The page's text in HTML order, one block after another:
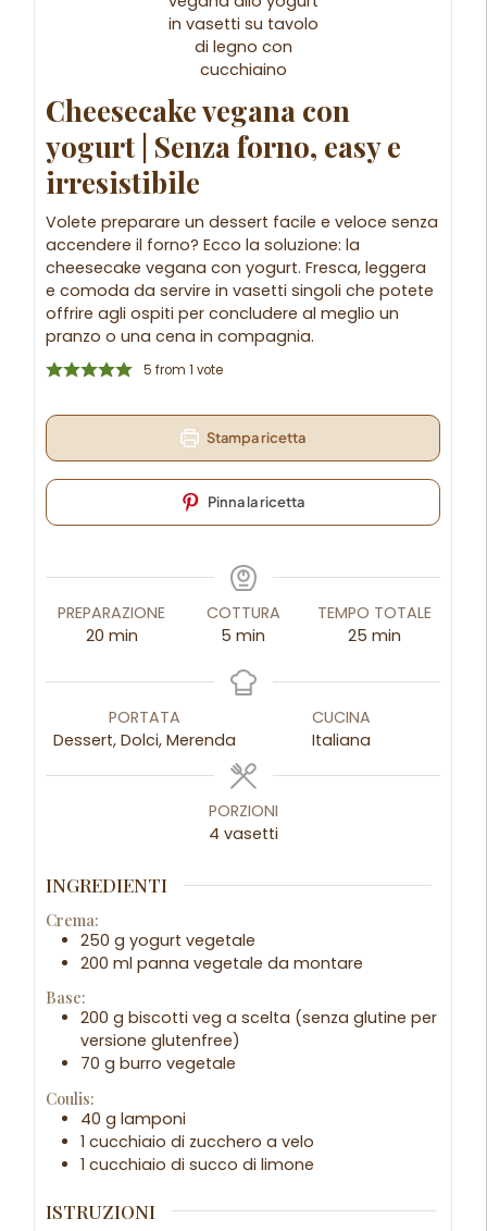
Cheesecake vegana con
yogurt | Senza forno, easy e
irresistibile
Volete preparare un dessert facile e veloce senza
accendere il forno? Ecco la soluzione: la
cheesecake vegana con yogurt. Fresca, leggera
e comoda da servire in vasetti singoli che potete
offrire agli ospiti per concludere al meglio un
pranzo o una cena in compagnia.
5 from 1 vote
Stampa ricetta
Pinna la ricetta
PREPARAZIONE
20 min
COTTURA
5 min
TEMPO TOTALE
25 min
PORTATA
Dessert, Dolci, Merenda
CUCINA
Italiana
PORZIONI
4 vasetti
INGREDIENTI
Crema:
250 g yogurt vegetale
200 ml panna vegetale da montare
Base:
200 g biscotti veg a scelta (senza glutine per
versione glutenfree)
70 g burro vegetale
Coulis:
40 g lamponi
1 cucchiaio di zucchero a velo
1 cucchiaio di succo di limone
ISTRUZIONI